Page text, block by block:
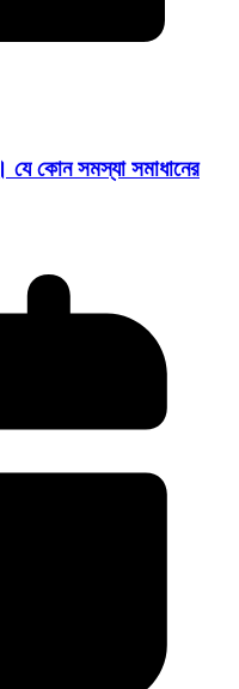
সমস্যা সমাধানের